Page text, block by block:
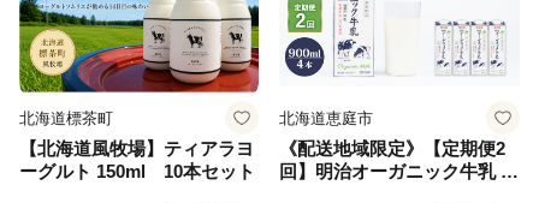
北海道標茶町
【北海道風牧場】ティアラヨ
ーグルト 150ml 10本セット
北海道恵庭市
《配送地域限定》【定期便2
回】明治オーガニック牛乳 9